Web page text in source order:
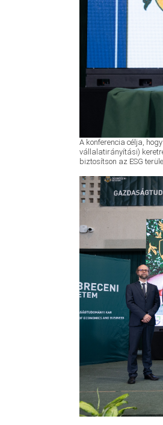
A konferencia célja,
vállalatirányítási)
biztosítson az ESG